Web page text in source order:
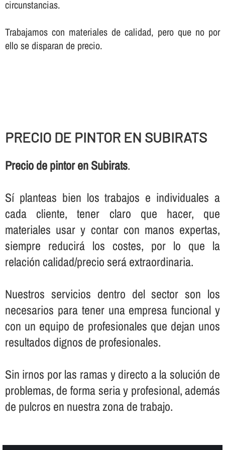
circunstancias.
Trabajamos con materiales de calidad, pero que no por
ello se disparan de precio.
PRECIO DE PINTOR EN SUBIRATS
Precio de pintor en Subirats.
Sí­ planteas bien los trabajos e individuales a
cada cliente, tener claro que hacer, que
materiales usar y contar con manos expertas,
siempre reducirá los costes, por lo que la
relación calidad/precio será extraordinaria.
Nuestros servicios dentro del sector son los
necesarios para tener una empresa funcional y
con un equipo de profesionales que dejan unos
resultados dignos de profesionales.
Sin irnos por las ramas y directo a la solución de
problemas, de forma seria y profesional, además
de pulcros en nuestra zona de trabajo.